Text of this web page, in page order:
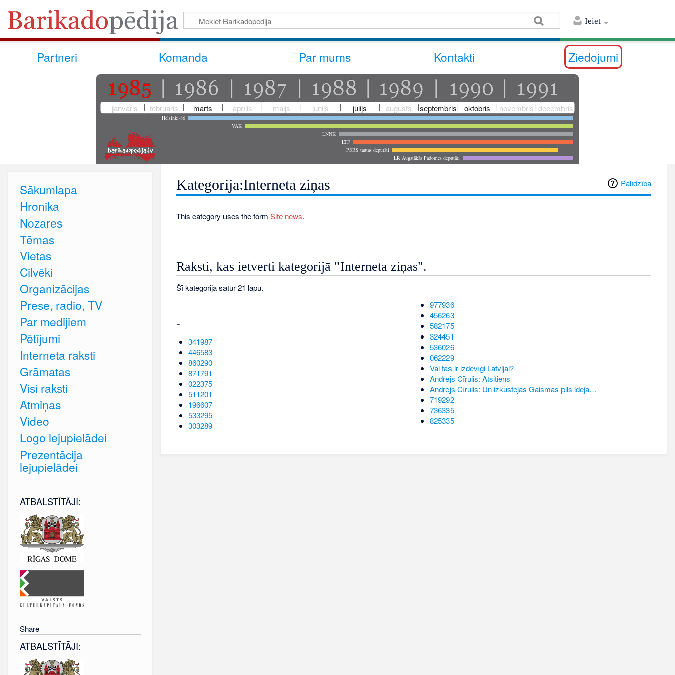
Ieiet
Partneri Komanda Par mums Kontakti Ziedojumi
janvāris februāris marts aprīlis maijs jūnijs jūlijs augusts septembris oktobris novembris decembris
Helsinki-86
VAK
LNNK
LTF
PSRS tautas deputāti
LR Augstākās Padomes deputāti
Palīdzība
Kategorija:Interneta ziņas
This category uses the form Site news.
Raksti, kas ietverti kategorijā "Interneta ziņas".
Šī kategorija satur 21 lapu.
-
341987
446583
860290
871791
022375
511201
196607
533295
303289
977936
456263
582175
324451
536026
062229
Vai tas ir izdevīgi Latvijai?
Andrejs Cīrulis: Atsitiens
Andrejs Cīrulis: Un izkustējās Gaismas pils ideja…
719292
736335
825335
Sākumlapa
Hronika
Nozares
Tēmas
Vietas
Cilvēki
Organizācijas
Prese, radio, TV
Par medijiem
Pētījumi
Interneta raksti
Grāmatas
Visi raksti
Atmiņas
Video
Logo lejupielādei
Prezentācija
lejupielādei
ATBALSTĪTĀJI:
Share
ATBALSTĪTĀJI: